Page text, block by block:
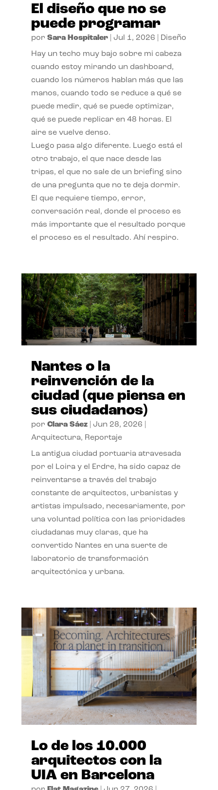
El diseño que no se
puede programar
por Sara Hospitaler| Jul 1, 2026 Diseño
Hay un techo muy bajo sobre mi cabeza
cuando estoy mirando un dashboard,
cuando los números hablan más que las
manos, cuando todo se reduce a qué se
puede medir, qué se puede optimizar,
qué se puede replicar en 48 horas. El
aire se vuelve denso.
Luego pasa algo diferente. Luego está el
otro trabajo, el que nace desde las
tripas, el que no sale de un briefing sino
de una pregunta que no te deja dormir.
El que requiere tiempo, error,
conversación real, donde el proceso es
más importante que el resultado porque
el proceso es el resultado. Ahí respiro.
Nantes o la
reinvención de la
ciudad (que piensa en
sus ciudadanos)
por Clara Sáez| Jun 28, 2026
Arquitectura, Reportaje
La antigua ciudad portuaria atravesada
por el Loira y el Erdre, ha sido capaz de
reinventarse a través del trabajo
constante de arquitectos, urbanistas y
artistas impulsado, necesariamente, por
una voluntad política con las prioridades
ciudadanas muy claras, que ha
convertido Nantes en una suerte de
laboratorio de transformación
arquitectónica y urbana.
Lo de los 10.000
arquitectos con la
UIA en Barcelona